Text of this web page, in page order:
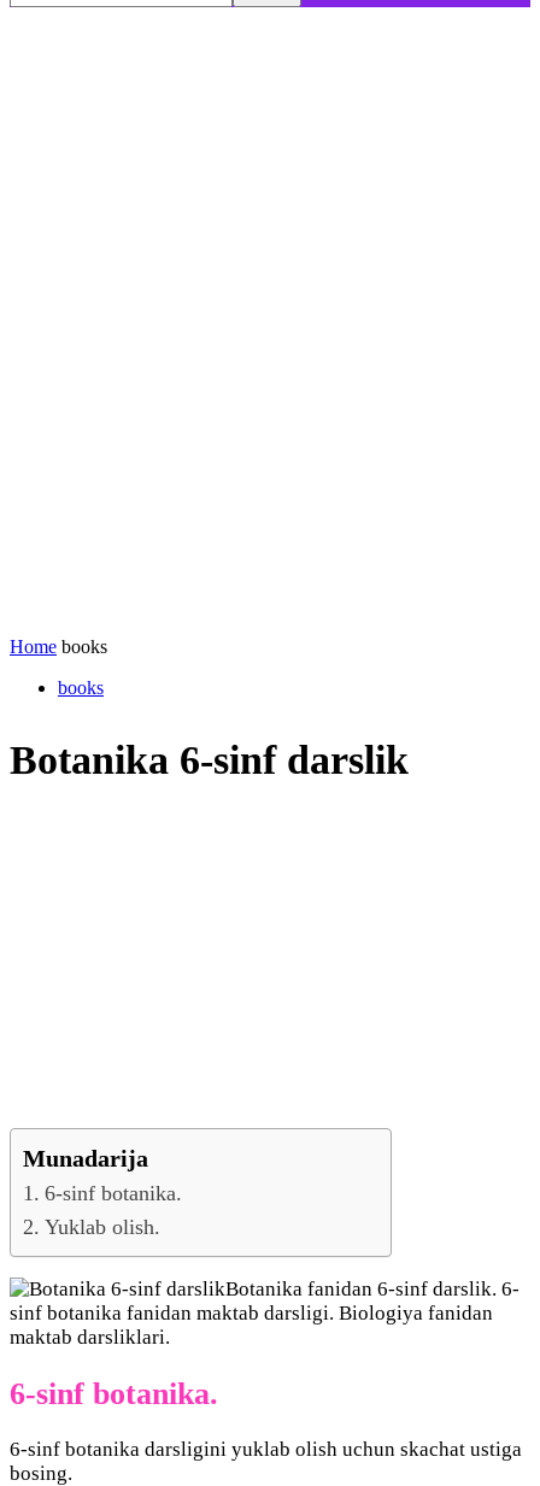
Home books
books
Botanika 6-sinf darslik
Munadarija
6-sinf botanika.
Yuklab olish.
Botanika fanidan 6-sinf darslik. 6-
sinf botanika fanidan maktab darsligi. Biologiya fanidan
maktab darsliklari.
6-sinf botanika.
6-sinf botanika darsligini yuklab olish uchun skachat ustiga
bosing.